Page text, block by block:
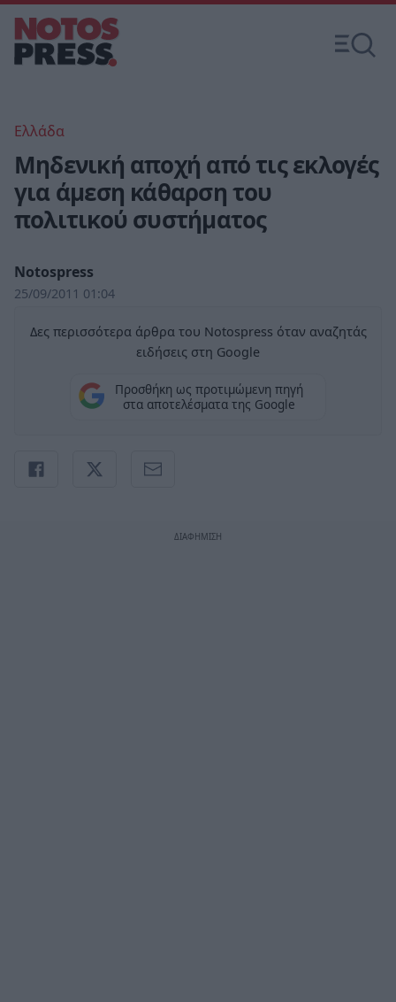
Ελλάδα
Μηδενική αποχή από τις εκλογές
για άμεση κάθαρση του
πολιτικού συστήματος
Notospress
25/09/2011 01:04
Δες περισσότερα άρθρα του Notospress όταν αναζητάς
ειδήσεις στη Google
Προσθήκη ως προτιμώμενη πηγή
στα αποτελέσματα της Google